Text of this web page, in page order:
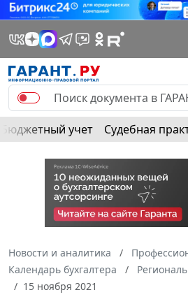
Бюджетный учет Судебная
Новости и аналитика
Календарь бухгалтера
15 ноября 2021